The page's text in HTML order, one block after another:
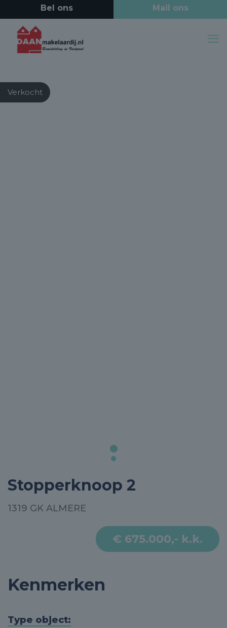
Verkocht
Stopperknoop 2
1319 GK ALMERE
€ 675.000,- k.k.
Kenmerken
Type object: